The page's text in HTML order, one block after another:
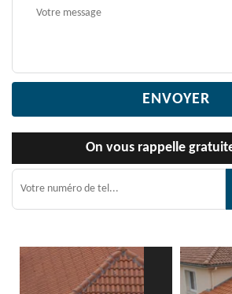
On vous rappelle